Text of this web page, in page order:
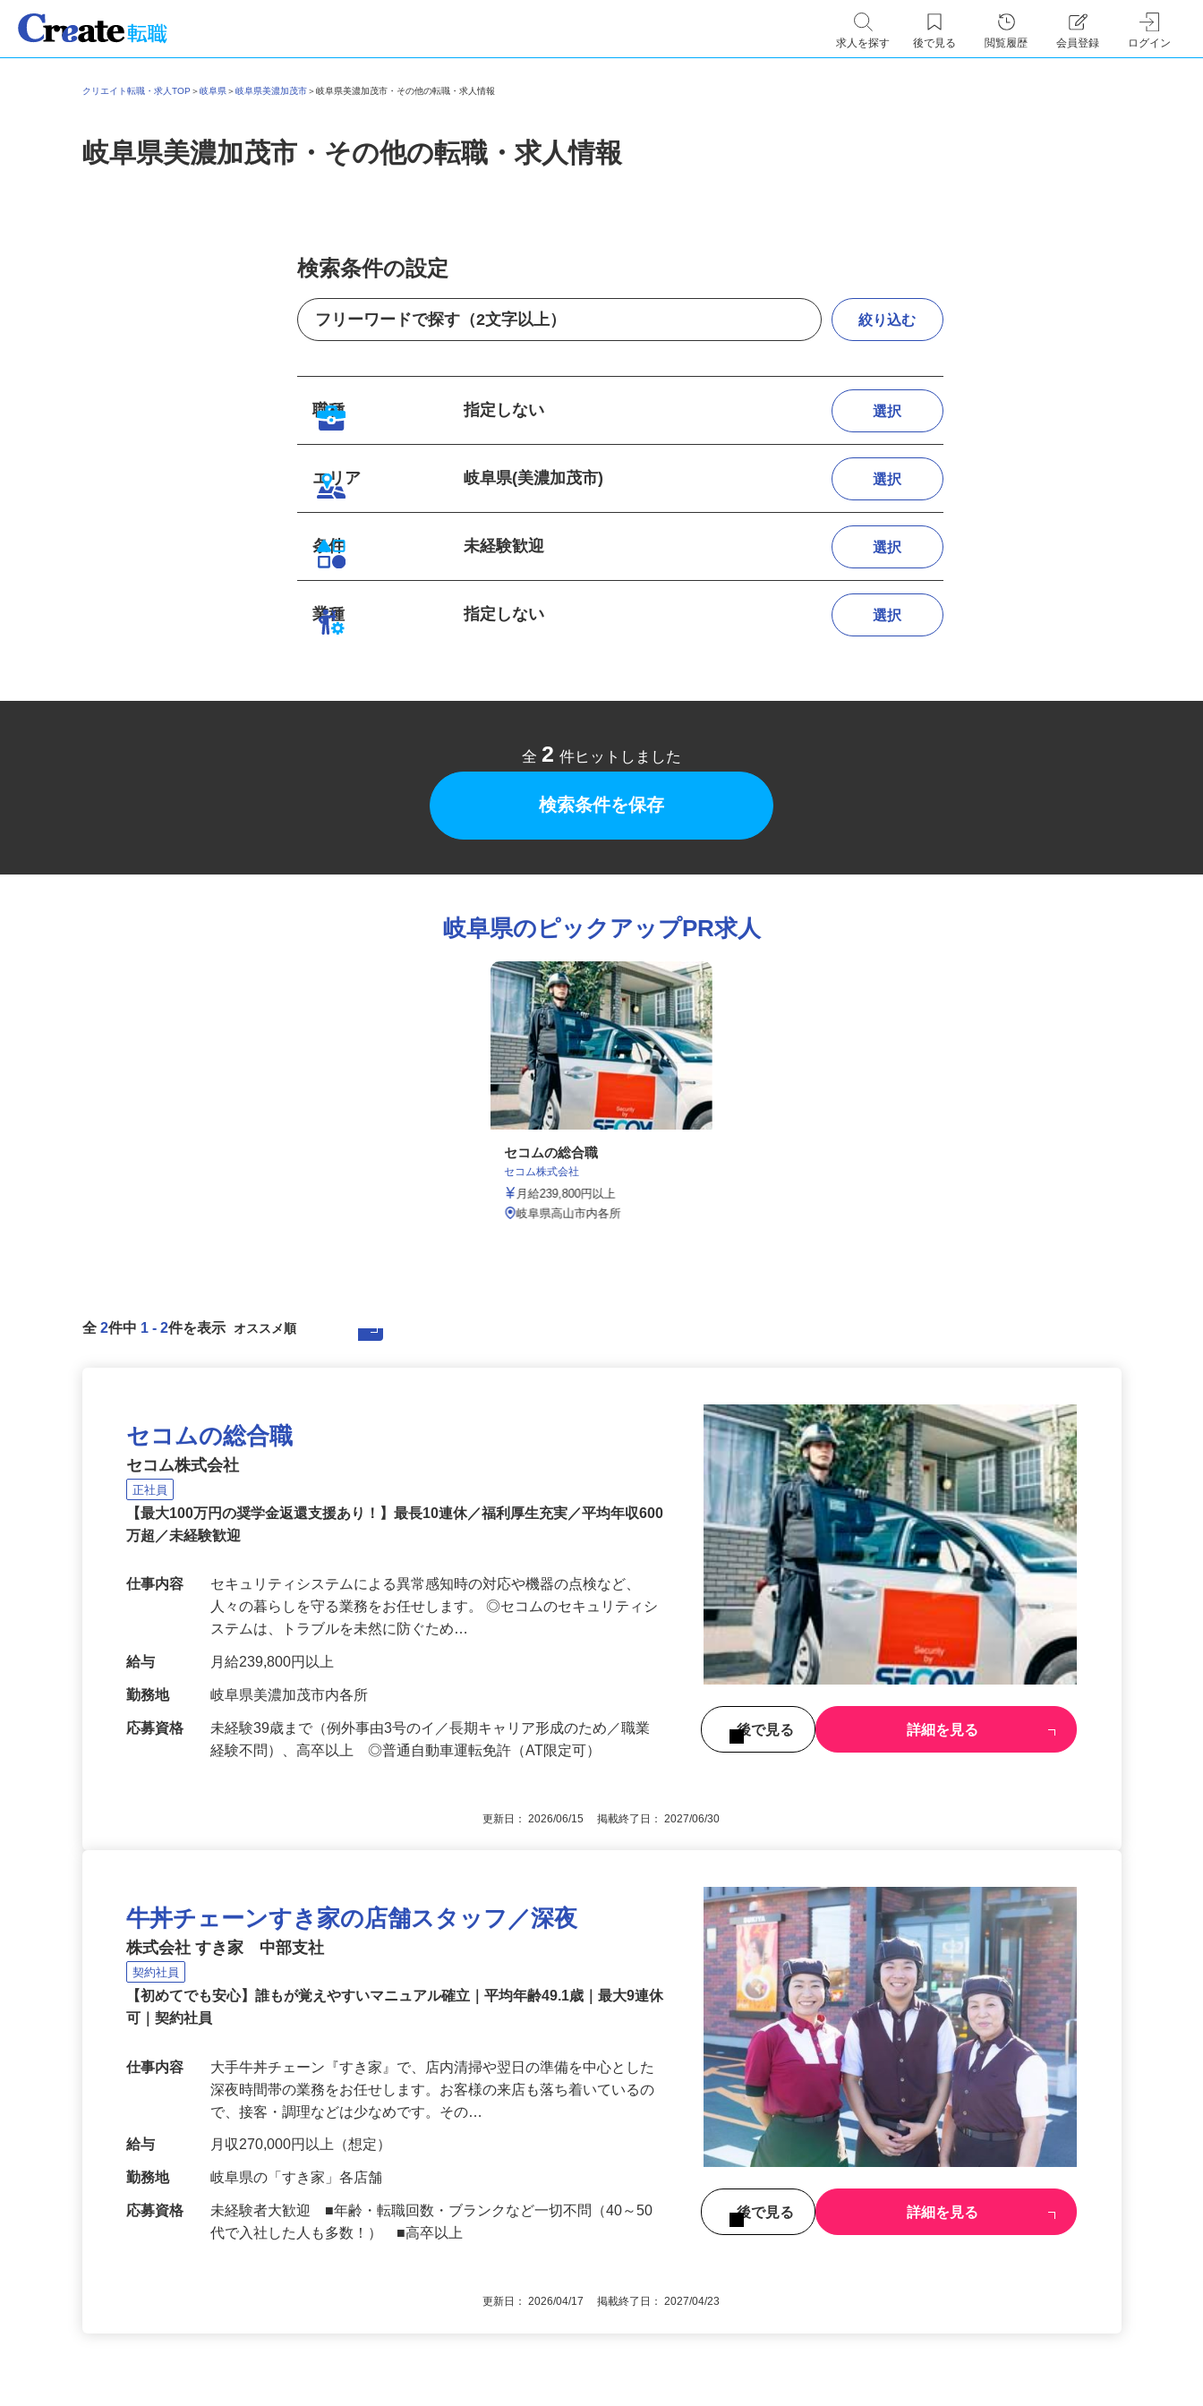
求人を探す 後で見る 閲覧履歴 会員登録 ログイン
クリエイト転職・求人TOP＞岐阜県＞岐阜県美濃加茂市＞岐阜県美濃加茂市・その他の転職・求人情報
岐阜県美濃加茂市・その他の転職・求人情報
検索条件の設定
絞り込む
職種 指定しない 選択
エリア 岐阜県(美濃加茂市) 選択
条件 未経験歓迎 選択
業種 指定しない 選択
全2件ヒットしました
検索条件を保存
岐阜県のピックアップPR求人
セコムの総合職
セコム株式会社
月給239,800円以上
セコムの総合職
セコム株式会社
正社員
【最大100万円の奨学金返還支援あり！】最長10連休／福利厚生充実／平均年収600
セキュリティシステムによる異常感知時の対応や機器の点検など、
人々の暮らしを守る業務をお任せします。 ◎セコムのセキュリティシ
ステムは、トラブルを未然に防ぐため…
給与 月給239,800円以上
勤務地 岐阜県美濃加茂市内各所
未経験39歳まで（例外事由3号のイ／長期キャリア形成のため／職業 後で見る 詳細を見る
牛丼チェーンすき家の店舗スタッフ／深夜
株式会社 すき家 中部支社
契約社員
【初めてでも安心】誰もが覚えやすいマニュアル確立｜平均年齢49.1歳｜最大9連休
大手牛丼チェーン『すき家』で、店内清掃や翌日の準備を中心とした
深夜時間帯の業務をお任せします。お客様の来店も落ち着いているの
で、接客・調理などは少なめです。その…
給与 月収270,000円以上（想定）
勤務地 岐阜県の「すき家」各店舗